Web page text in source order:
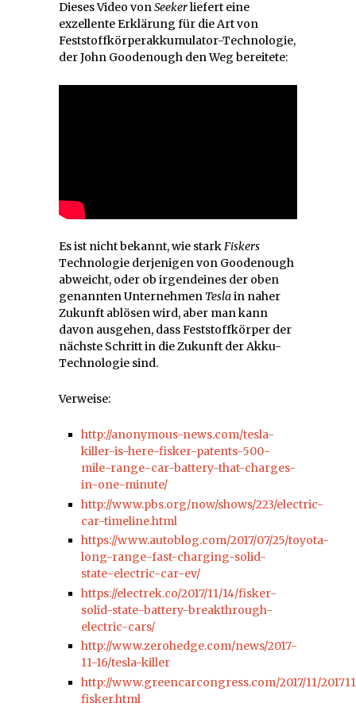
Dieses Video vonSeekerliefert eine
exzellente Erklärung für die Art von
Feststoffkörperakkumulator-Technologie,
der John Goodenough den Weg bereitete:
Es ist nicht bekannt, wie starkFiskers
Technologie derjenigen von Goodenough
abweicht, oder ob irgendeines der oben
genannten Unternehmen Teslain naher
Zukunft ablösen wird, aber man kann
davon ausgehen, dass Feststoffkörper der
nächste Schritt in die Zukunft der Akku-
Technologie sind.
Verweise:
http://anonymous-news.com/tesla-
killer-is-here-fisker-patents-500-
mile-range-car-battery-that-charges-
in-one-minute/
http://www.pbs.org/now/shows/223/electric-
car-timeline.html
https://www.autoblog.com/2017/07/25/toyota-
long-range-fast-charging-solid-
state-electric-car-ev/
https://electrek.co/2017/11/14/fisker-
solid-state-battery-breakthrough-
electric-cars/
http://www.zerohedge.com/news/2017-
11-16/tesla-killer
http://www.greencarcongress.com/2017/11/
fisker.html